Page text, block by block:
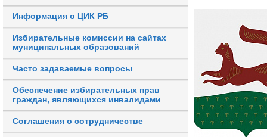
Информация о ЦИК РБ
Избирательные комиссии на сайтах
муниципальных образований
Часто задаваемые вопросы
Обеспечение избирательных прав
граждан, являющихся инвалидами
Соглашения о сотрудничестве